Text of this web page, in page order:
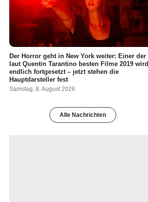
Der Horror geht in New York weiter: Einer der
laut Quentin Tarantino besten Filme 2019 wird
endlich fortgesetzt – jetzt stehen die
Hauptdarsteller fest
Samstag, 8. August 2026
Alle Nachrichten